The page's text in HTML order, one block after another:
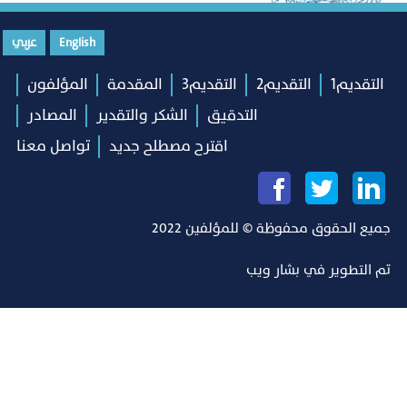
English عربي
التقديم1 التقديم2 التقديم3 المقدمة
المؤلفون
التدقيق
الشكر والتقدير
المصادر
اقترح مصطلح جديد
تواصل معنا
جميع الحقوق محفوظة © للمؤلفين 2022
تم التطوير في بشار ويب